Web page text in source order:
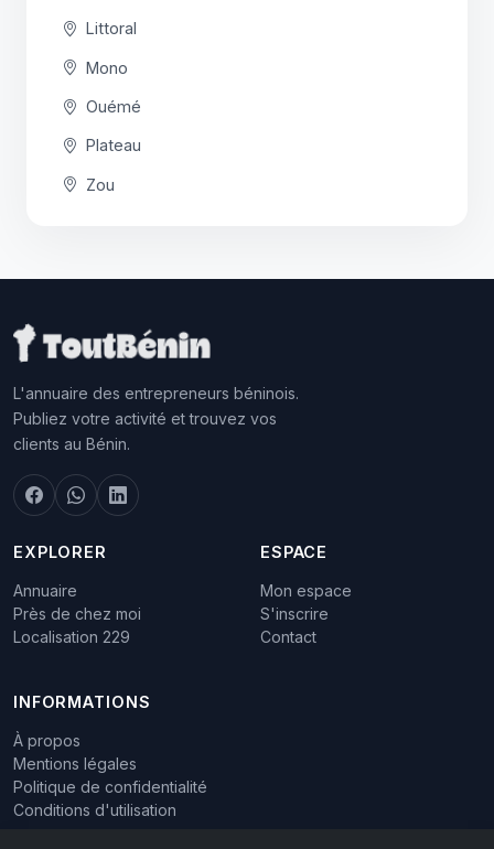
Littoral
Mono
Ouémé
Plateau
Zou
L'annuaire des entrepreneurs béninois.
Publiez votre activité et trouvez vos
clients au Bénin.
EXPLORER
Annuaire
Près de chez moi
Localisation 229
ESPACE
Mon espace
S'inscrire
Contact
INFORMATIONS
À propos
Mentions légales
Politique de confidentialité
Conditions d'utilisation